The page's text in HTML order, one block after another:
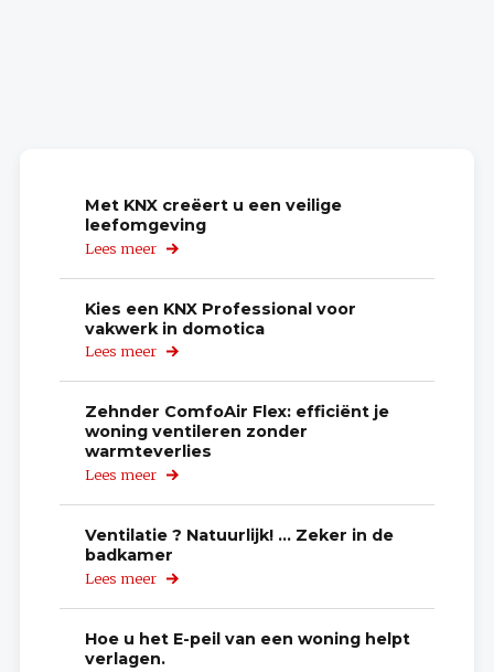
Met KNX creëert u een veilige
leefomgeving
Lees meer over
creëert
u
een
veilige
leefomgeving
Kies een KNX Professional voor
vakwerk in domotica
Lees meer over
KNX
Professional
voor
in
domotica
Zehnder ComfoAir Flex: efficiënt je
woning ventileren zonder
warmteverlies
Lees meer over
woning
ventileren
warmteverlies
Ventilatie ? Natuurlijk! … Zeker in de
badkamer
Lees meer over
…
Zeker
Hoe u het E-peil van een woning helpt
verlagen.